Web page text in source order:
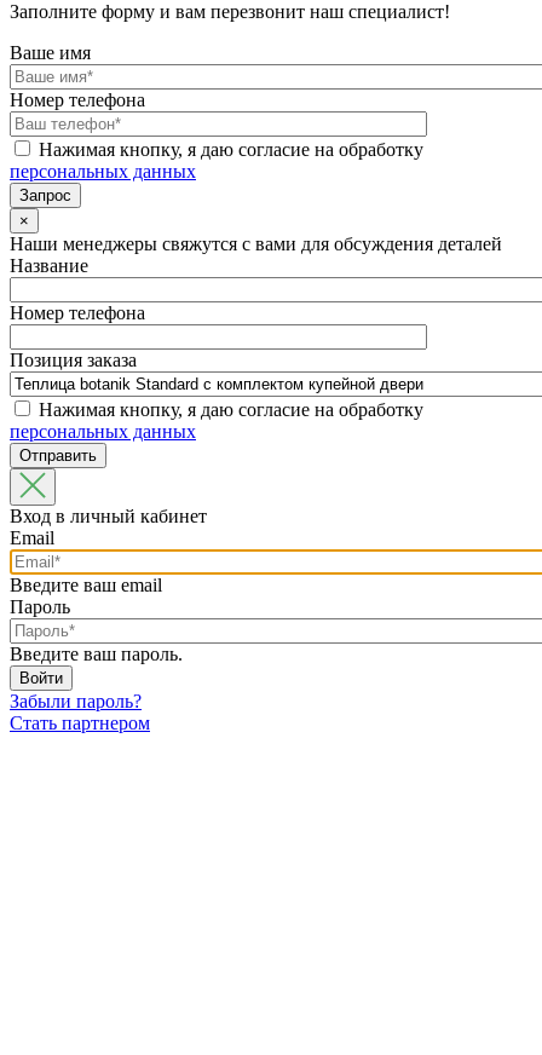
Заполните форму и вам перезвонит наш специалист!
Ваше имя
Номер телефона
Нажимая кнопку, я даю согласие на обработку
персональных данных
×
Наши менеджеры свяжутся с вами для обсуждения деталей
Название
Номер телефона
Позиция заказа
Нажимая кнопку, я даю согласие на обработку
персональных данных
Вход в личный кабинет
Email
Введите ваш email
Пароль
Введите ваш пароль.
Забыли пароль?
Стать партнером